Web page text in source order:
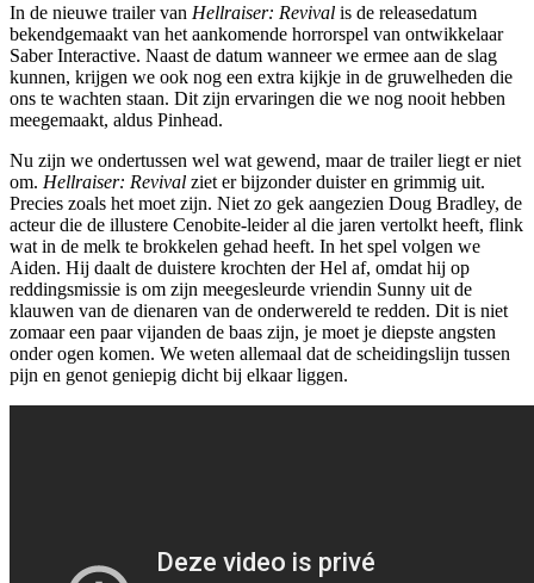
In de nieuwe trailer van Hellraiser: Revival is de releasedatum
bekendgemaakt van het aankomende horrorspel van ontwikkelaar
Saber Interactive. Naast de datum wanneer we ermee aan de slag
kunnen, krijgen we ook nog een extra kijkje in de gruwelheden die
ons te wachten staan. Dit zijn ervaringen die we nog nooit hebben
meegemaakt, aldus Pinhead.
Nu zijn we ondertussen wel wat gewend, maar de trailer liegt er niet
om. Hellraiser: Revival ziet er bijzonder duister en grimmig uit.
Precies zoals het moet zijn. Niet zo gek aangezien Doug Bradley, de
acteur die de illustere Cenobite-leider al die jaren vertolkt heeft, flink
wat in de melk te brokkelen gehad heeft. In het spel volgen we
Aiden. Hij daalt de duistere krochten der Hel af, omdat hij op
reddingsmissie is om zijn meegesleurde vriendin Sunny uit de
klauwen van de dienaren van de onderwereld te redden. Dit is niet
zomaar een paar vijanden de baas zijn, je moet je diepste angsten
onder ogen komen. We weten allemaal dat de scheidingslijn tussen
pijn en genot geniepig dicht bij elkaar liggen.